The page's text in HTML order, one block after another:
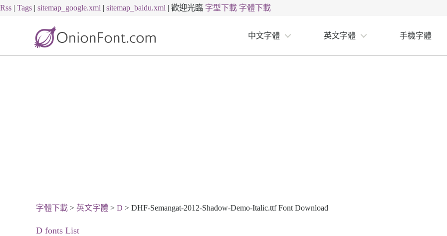
Rss | Tags | sitemap_google.xml | sitemap_baidu.xml | 歡迎光臨 字型下載 字體下載
中文字體 英文字體 手機字體
字體下載 > 英文字體 > D > DHF-Semangat-2012-Shadow-Demo-Italic.ttf Font Download
D fonts List